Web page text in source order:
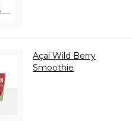
Açai Wild Berry
Smoothie